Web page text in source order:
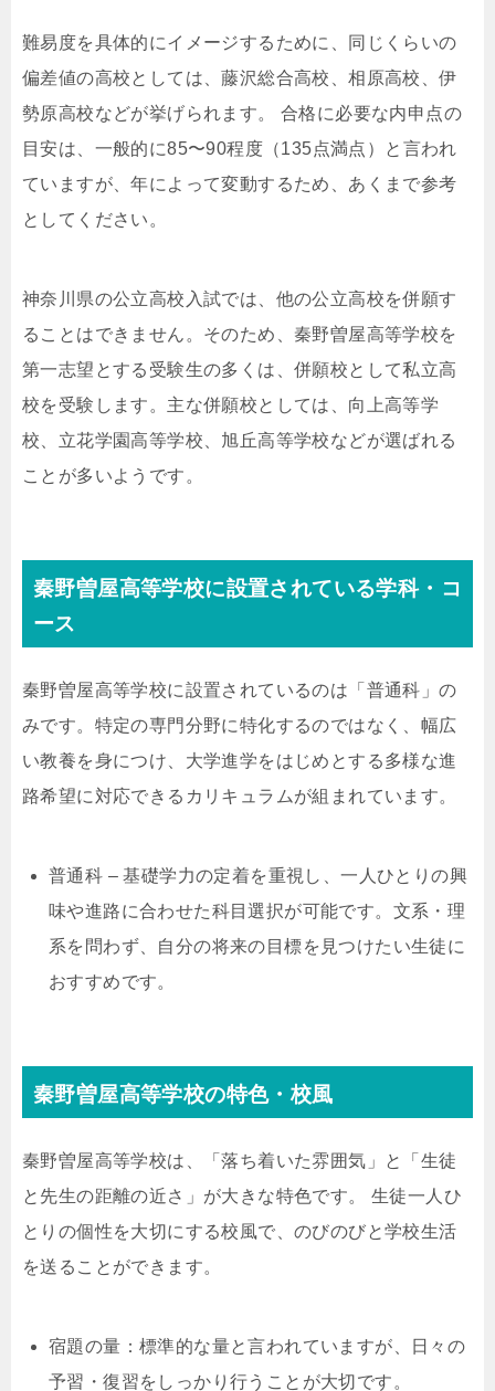
難易度を具体的にイメージするために、同じくらいの
偏差値の高校としては、藤沢総合高校、相原高校、伊
勢原高校などが挙げられます。 合格に必要な内申点の
目安は、一般的に85〜90程度（135点満点）と言われ
ていますが、年によって変動するため、あくまで参考
としてください。
神奈川県の公立高校入試では、他の公立高校を併願す
ることはできません。そのため、秦野曽屋高等学校を
第一志望とする受験生の多くは、併願校として私立高
校を受験します。主な併願校としては、向上高等学
校、立花学園高等学校、旭丘高等学校などが選ばれる
ことが多いようです。
秦野曽屋高等学校に設置されている学科・コ
ース
秦野曽屋高等学校に設置されているのは「普通科」の
みです。特定の専門分野に特化するのではなく、幅広
い教養を身につけ、大学進学をはじめとする多様な進
路希望に対応できるカリキュラムが組まれています。
普通科 – 基礎学力の定着を重視し、一人ひとりの興
味や進路に合わせた科目選択が可能です。文系・理
系を問わず、自分の将来の目標を見つけたい生徒に
おすすめです。
秦野曽屋高等学校の特色・校風
秦野曽屋高等学校は、「落ち着いた雰囲気」と「生徒
と先生の距離の近さ」が大きな特色です。 生徒一人ひ
とりの個性を大切にする校風で、のびのびと学校生活
を送ることができます。
宿題の量：標準的な量と言われていますが、日々の
予習・復習をしっかり行うことが大切です。